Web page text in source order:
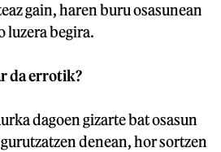
gain, haren buru osasunean
luzera begira.
da errotik?
dagoen gizarte bat osasun
denean, hor sortzen